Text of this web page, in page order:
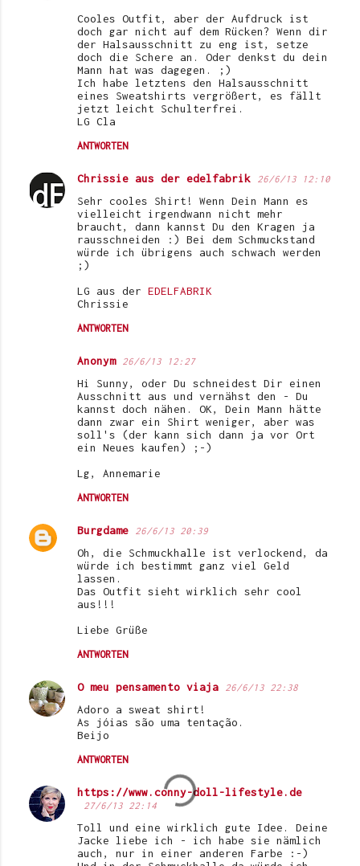
e
Cooles Outfit, aber der Aufdruck ist
doch gar nicht auf dem Rücken? Wenn dir
der Halsausschnitt zu eng ist, setze
doch die Schere an. Oder denkst du dein
Mann hat was dagegen. ;)
Ich habe letztens den Halsausschnitt
eines Sweatshirts vergrößert, es fällt
jetzt leicht Schulterfrei.
LG Cla
ANTWORTEN
Chrissie aus der edelfabrik 26/6/13 12:10
Sehr cooles Shirt! Wenn Dein Mann es
vielleicht irgendwann nicht mehr
braucht, dann kannst Du den Kragen ja
rausschneiden :) Bei dem Schmuckstand
würde ich übrigens auch schwach werden
;)
LG aus der EDELFABRIK
Chrissie
ANTWORTEN
Anonym 26/6/13 12:27
Hi Sunny, oder Du schneidest Dir einen
Ausschnitt aus und vernähst den - Du
kannst doch nähen. OK, Dein Mann hätte
dann zwar ein Shirt weniger, aber was
soll's (der kann sich dann ja vor Ort
ein Neues kaufen) ;-)
Lg, Annemarie
ANTWORTEN
Burgdame 26/6/13 20:39
Oh, die Schmuckhalle ist verlockend, da
würde ich bestimmt ganz viel Geld
lassen.
Das Outfit sieht wirklich sehr cool
aus!!!
Liebe Grüße
ANTWORTEN
O meu pensamento viaja 26/6/13 22:38
Adoro a sweat shirt!
As jóias são uma tentação.
Beijo
ANTWORTEN
https://www.conny-doll-lifestyle.de
27/6/13 22:14
Toll und eine wirklich gute Idee. Deine
Jacke liebe ich - ich habe sie nämlich
auch, nur in einer anderen Farbe :-)